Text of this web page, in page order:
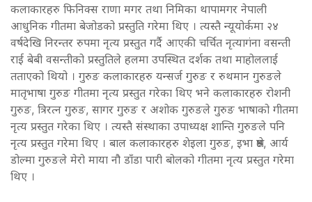
कलाकारहरु फिनिक्स राणा मगर तथा निमिका थापामगर नेपाली
आधुनिक गीतमा बेजोडको प्रस्तुति गरेमा थिए । त्यस्तै न्यूयोर्कमा २४
वर्षदेखि निरन्तर रुपमा नृत्य प्रस्तुत गर्दै आएकी चर्चित नृत्यागंना वसन्ती
राई बेबी वसन्तीको प्रस्तुतिले हलमा उपस्थित दर्शक तथा माहोललाई
तताएको थियो । गुरुङ कलाकारहरु यन्सर्ज गुरुङ र रुथमान गुरुङले
मातृभाषा गुरुङ गीतमा नृत्य प्रस्तुत गरेका थिए भने कलाकारहरु रोशनी
गुरुङ, त्रिरत्न गुरुङ, सागर गुरुङ र अशोक गुरुङले गुरुङ भाषाको गीतमा
नृत्य प्रस्तुत गरेका थिए । त्यस्तै संस्थाका उपाध्यक्ष शान्ति गुरुङले पनि
नृत्य प्रस्तुत गरेमा थिए । बाल कलाकारहरु शेइला गुरुङ, इभा श्रेष्ठ, आर्य
डोल्मा गुरुङले मेरो माया नौ डाँडा पारी बोलको गीतमा नृत्य प्रस्तुत गरेमा
थिए ।